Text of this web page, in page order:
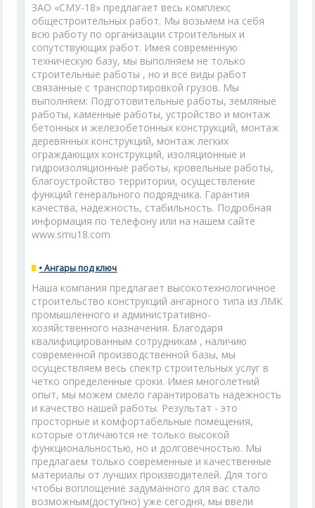
ЗАО «СМУ-18» предлагает весь комплекс
общестроительных работ. Мы возьмем на себя
всю работу по организации строительных и
сопутствующих работ. Имея современную
техническую базу, мы выполняем не только
строительные работы , но и все виды работ
связанные с транспортировкой грузов. Мы
выполняем: Подготовительные работы, земляные
работы, каменные работы, устройство и монтаж
бетонных и железобетонных конструкций, монтаж
деревянных конструкций, монтаж легких
ограждающих конструкций, изоляционные и
гидроизоляционные работы, кровельные работы,
благоустройство территории, осуществление
функций генерального подрядчика. Гарантия
качества, надежность, стабильность. Подробная
информация по телефону или на нашем сайте
www.smu18.com
• Ангары под ключ
Наша компания предлагает высокотехнологичное
строительство конструкций ангарного типа из ЛМК
промышленного и административно-
хозяйственного назначения. Благодаря
квалифицированным сотрудникам , наличию
современной производственной базы, мы
осуществляем весь спектр строительных услуг в
четко определенные сроки. Имея многолетний
опыт, мы можем смело гарантировать надежность
и качество нашей работы. Результат - это
просторные и комфортабельные помещения,
которые отличаются не только высокой
функциональностью, но и долговечностью. Мы
предлагаем только современные и качественные
материалы от лучших производителей. Для того
чтобы воплощение задуманного для вас стало
возможным(доступно) уже сегодня, мы ввели